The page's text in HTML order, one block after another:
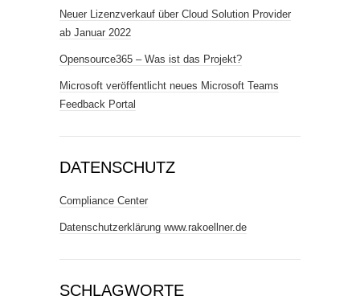
Neuer Lizenzverkauf über Cloud Solution Provider
ab Januar 2022
Opensource365 – Was ist das Projekt?
Microsoft veröffentlicht neues Microsoft Teams
Feedback Portal
DATENSCHUTZ
Compliance Center
Datenschutzerklärung www.rakoellner.de
SCHLAGWORTE